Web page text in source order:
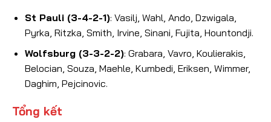
St Pauli (3-4-2-1): Vasilj, Wahl, Ando, Dzwigala,
Pyrka, Ritzka, Smith, Irvine, Sinani, Fujita, Hountondji.
Wolfsburg (3-3-2-2): Grabara, Vavro, Koulierakis,
Belocian, Souza, Maehle, Kumbedi, Eriksen, Wimmer,
Daghim, Pejcinovic.
Tổng kết